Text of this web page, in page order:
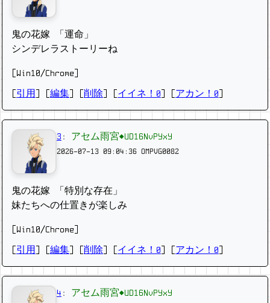
鬼の花嫁 「運命」
シンデレラストーリーね
[Win10/Chrome]
引用 編集 削除 イイネ！0 アカン！0
3 : アセム雨宮◆UD16NvPYxY
2026-07-13 09:04:36 OMPVG0082
鬼の花嫁 「特別な存在」
妹たちへの仕置きが楽しみ
[Win10/Chrome]
引用 編集 削除 イイネ！0 アカン！0
4 : アセム雨宮◆UD16NvPYxY